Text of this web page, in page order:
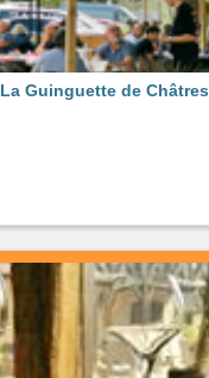
La Guinguette de Châtres